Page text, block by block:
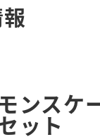
ンスケ
ット